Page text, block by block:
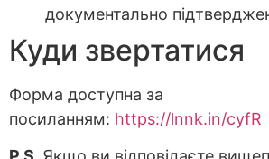
документально
Куди звертатися
Форма доступна за
посиланням: https://lnnk.in/cyfR